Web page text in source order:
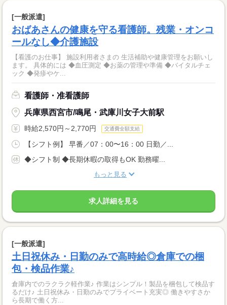
[一般派遣]
おばあさんの健康を守る看護師。残業・オンコ
ールなし◆介護施設
【看護のお仕事】 施設利用者さまの 生活補助や健康管理をお願いし
ます。 具体的には ◆血圧測定 ◆お薬の管理や準備 ◆バイタルチェ
ック ◆発疹やケ...
看護師・准看護師
兵庫県西宮市/鳴尾・武庫川女子大前駅
時給2,570円～2,770円 交通費全額支給
【シフト例】 早番／07：00〜16：00 日勤／...
◆シフト制 ◆長期休暇の取得もOK 勤務曜...
もっと見る
求人詳細を見る
[一般派遣]
土日祝休み・日勤のみで高時給◎倉庫での梱
包・検品作業♪
倉庫内でのラクラク軽作業♪ 作業はシンプル！製品を梱包して検品す
るだけ♪ 土日祝休み・日勤のみでプライベート充実◎ 働きやすさか
ら長期で働く方...